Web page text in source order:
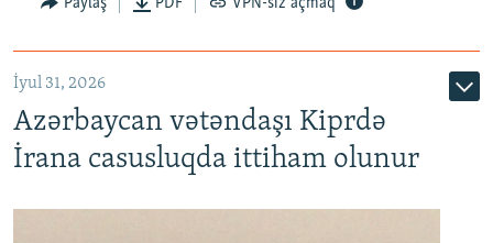
İyul 31, 2026
Azərbaycan vətəndaşı Kiprdə
İrana casusluqda ittiham olunur